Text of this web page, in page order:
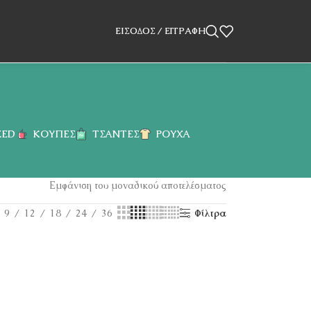
ΕΊΣΟΔΟΣ / ΕΓΓΡΑΦΉ
ΚΟΎΠΕΣ ΤΣΆΝΤΕΣ ΡΟΎΧΑ
Εμφάνιση του μοναδικού αποτελέσματος
9 12 18 24 36 Φίλτρα